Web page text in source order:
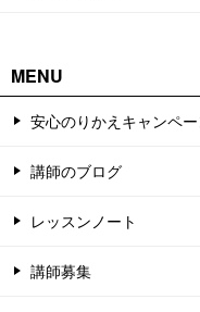
MENU
安心のりかえキャンペ
講師のブログ
レッスンノート
講師募集